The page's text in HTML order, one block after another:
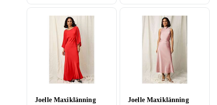
Joelle Maxiklänning
Joelle Maxiklänning